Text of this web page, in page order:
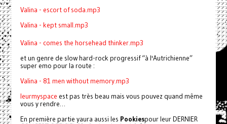
Valina - escort of soda.mp3
Valina - kept small.mp3
Valina - comes the horsehead thinker.mp3
et un genre de slow hard-rock progressif “à l'Autrichienne”
super emo pour la route :
Valina - 81 men without memory.mp3
leurmyspace est pas très beau mais vous pouvez quand même
vous y rendre…
En première partie yaura aussi les Pookiespour leur DERNIER